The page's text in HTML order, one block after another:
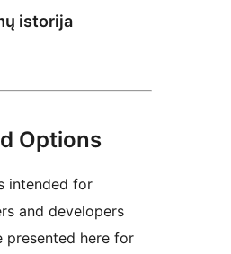
istorija
Options
intended for
and developers
presented here for